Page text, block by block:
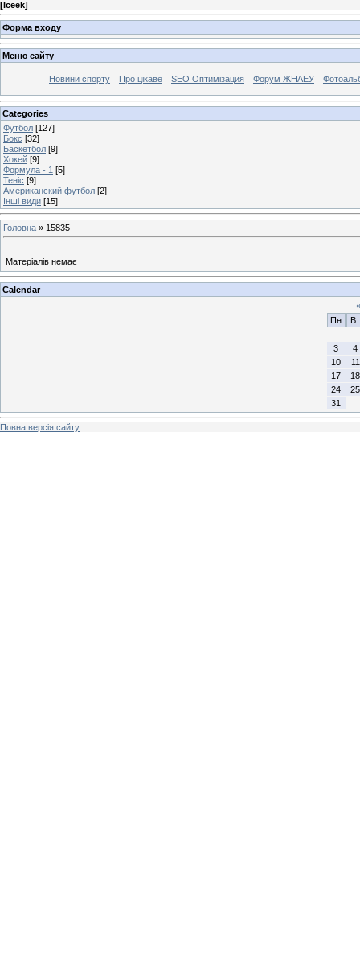
[Iceek]
Форма входу
Меню сайту
Новини спорту Про цікаве SEO Оптимізация Форум ЖНАЕУ
Categories
Футбол [127]
Бокс [32]
Баскетбол [9]
Хокей [9]
Формула - 1 [5]
Теніс [9]
Американский футбол [2]
Інші види [15]
Головна » 15835
Матеріалів немає
Calendar
«
Пн
Вт
3
4
10
11
17
18
24
25
31
Повна версія сайту